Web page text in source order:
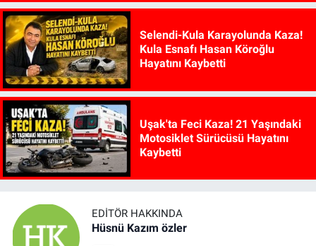
Selendi-Kula Karayolunda Kaza!
Kula Esnafı Hasan Köroğlu
Hayatını Kaybetti
Uşak'ta Feci Kaza! 21 Yaşındaki
Motosiklet Sürücüsü Hayatını
Kaybetti
EDITÖR HAKKINDA
Hüsnü Kazım özler